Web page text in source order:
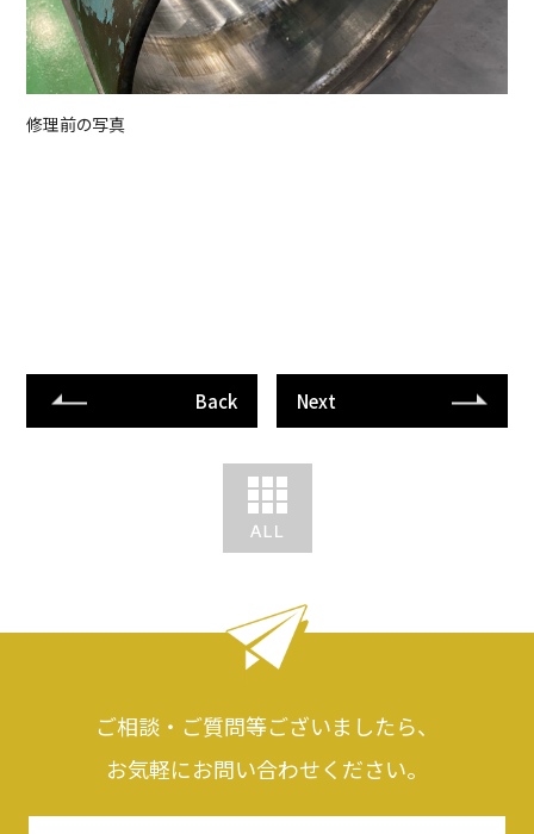
修理前の写真
Back Next
ご相談・ご質問等ございましたら、
お気軽にお問い合わせください。